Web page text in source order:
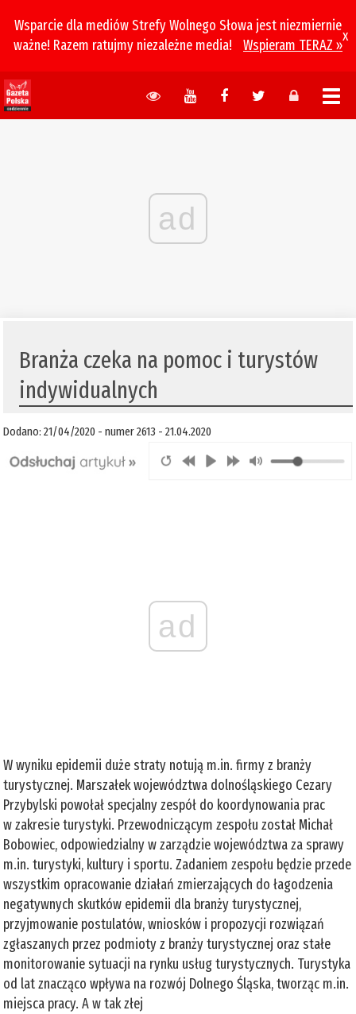
Wsparcie dla mediów Strefy Wolnego Słowa jest niezmiernie
ważne! Razem ratujmy niezależne media!
Wspieram TERAZ »
x
ad
Branża czeka na pomoc i turystów
indywidualnych
Dodano: 21/04/2020 - numer 2613 - 21.04.2020
ad
W wyniku epidemii duże straty notują m.in. firmy z branży
turystycznej. Marszałek województwa dolnośląskiego Cezary
Przybylski powołał specjalny zespół do koordynowania prac
w zakresie turystyki. Przewodniczącym zespołu został Michał
Bobowiec, odpowiedzialny w zarządzie województwa za sprawy
m.in. turystyki, kultury i sportu. Zadaniem zespołu będzie przede
wszystkim opracowanie działań zmierzających do łagodzenia
negatywnych skutków epidemii dla branży turystycznej,
przyjmowanie postulatów, wniosków i propozycji rozwiązań
zgłaszanych przez podmioty z branży turystycznej oraz stałe
monitorowanie sytuacji na rynku usług turystycznych. Turystyka
od lat znacząco wpływa na rozwój Dolnego Śląska, tworząc m.in.
miejsca pracy. A w tak złej